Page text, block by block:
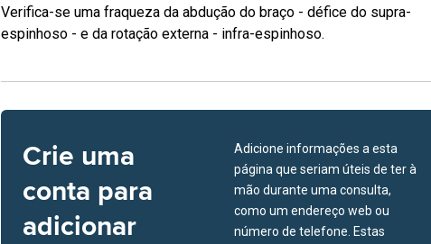
Verifica-se uma fraqueza da abdução do braço - défice do supra-
espinhoso - e da rotação externa - infra-espinhoso.
Crie uma
conta para
adicionar
Adicione informações a esta
página que seriam úteis de ter à
mão durante uma consulta,
como um endereço web ou
número de telefone. Estas